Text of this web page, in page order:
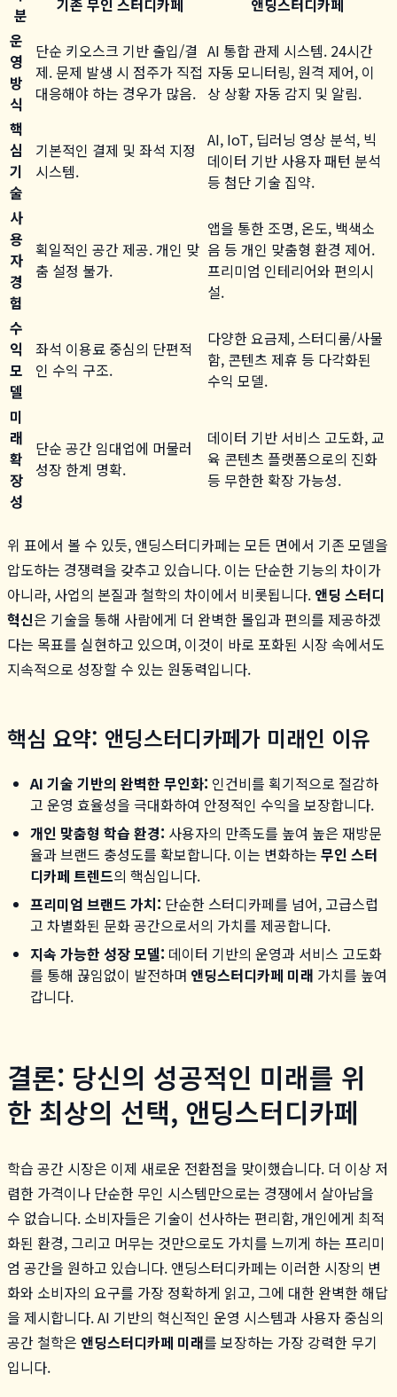
분
운
영
방
식
단순 키오스크 기반 출입/결
제. 문제 발생 시 점주가 직접
대응해야 하는 경우가 많음.
AI 통합 관제 시스템. 24시간
자동 모니터링, 원격 제어, 이
상 상황 자동 감지 및 알림.
핵
심
기
술
기본적인 결제 및 좌석 지정
시스템.
AI, IoT, 딥러닝 영상 분석, 빅
데이터 기반 사용자 패턴 분석
등 첨단 기술 집약.
사
용
자
경
험
획일적인 공간 제공. 개인 맞
춤 설정 불가.
앱을 통한 조명, 온도, 백색소
음 등 개인 맞춤형 환경 제어.
프리미엄 인테리어와 편의시
설.
수
익
모
델
좌석 이용료 중심의 단편적
인 수익 구조.
다양한 요금제, 스터디룸/사물
함, 콘텐츠 제휴 등 다각화된
수익 모델.
미
래
확
장
성
단순 공간 임대업에 머물러
성장 한계 명확.
데이터 기반 서비스 고도화, 교
육 콘텐츠 플랫폼으로의 진화
등 무한한 확장 가능성.
위 표에서 볼 수 있듯, 앤딩스터디카페는 모든 면에서 기존 모델을
압도하는 경쟁력을 갖추고 있습니다. 이는 단순한 기능의 차이가
아니라, 사업의 본질과 철학의 차이에서 비롯됩니다. 앤딩 스터디
혁신은 기술을 통해 사람에게 더 완벽한 몰입과 편의를 제공하겠
다는 목표를 실현하고 있으며, 이것이 바로 포화된 시장 속에서도
지속적으로 성장할 수 있는 원동력입니다.
핵심 요약: 앤딩스터디카페가 미래인 이유
AI 기술 기반의 완벽한 무인화: 인건비를 획기적으로 절감하
고 운영 효율성을 극대화하여 안정적인 수익을 보장합니다.
개인 맞춤형 학습 환경: 사용자의 만족도를 높여 높은 재방문
율과 브랜드 충성도를 확보합니다. 이는 변화하는 무인 스터
디카페 트렌드의 핵심입니다.
프리미엄 브랜드 가치: 단순한 스터디카페를 넘어, 고급스럽
고 차별화된 문화 공간으로서의 가치를 제공합니다.
지속 가능한 성장 모델: 데이터 기반의 운영과 서비스 고도화
를 통해 끊임없이 발전하며 앤딩스터디카페 미래 가치를 높여
갑니다.
결론: 당신의 성공적인 미래를 위
한 최상의 선택, 앤딩스터디카페
학습 공간 시장은 이제 새로운 전환점을 맞이했습니다. 더 이상 저
렴한 가격이나 단순한 무인 시스템만으로는 경쟁에서 살아남을
수 없습니다. 소비자들은 기술이 선사하는 편리함, 개인에게 최적
화된 환경, 그리고 머무는 것만으로도 가치를 느끼게 하는 프리미
엄 공간을 원하고 있습니다. 앤딩스터디카페는 이러한 시장의 변
화와 소비자의 요구를 가장 정확하게 읽고, 그에 대한 완벽한 해답
을 제시합니다. AI 기반의 혁신적인 운영 시스템과 사용자 중심의
공간 철학은 앤딩스터디카페 미래를 보장하는 가장 강력한 무기
입니다.